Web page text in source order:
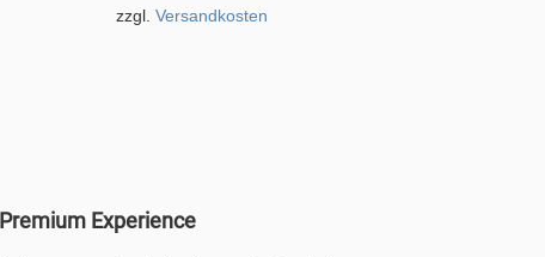
zzgl.Versandkosten
Premium Experience